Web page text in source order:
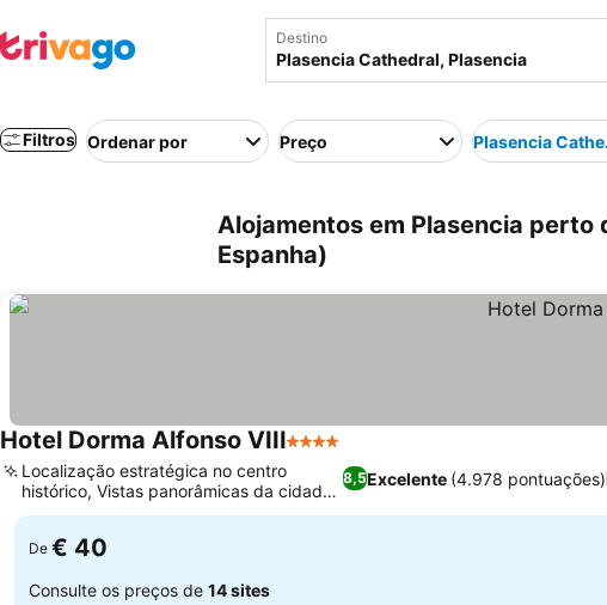
Destino
Filtros Ordenar por Preço Plasencia
Alojamentos em Plasencia perto
Espanha)
Hotel Dorma Alfonso VIII4 Estrelas
8,5Excelente (4.978 pontuações)
Localização estratégica no centro
histórico, Vistas panorâmicas da cidade
e da catedral
De € 40
Consulte os preços de 14 sites